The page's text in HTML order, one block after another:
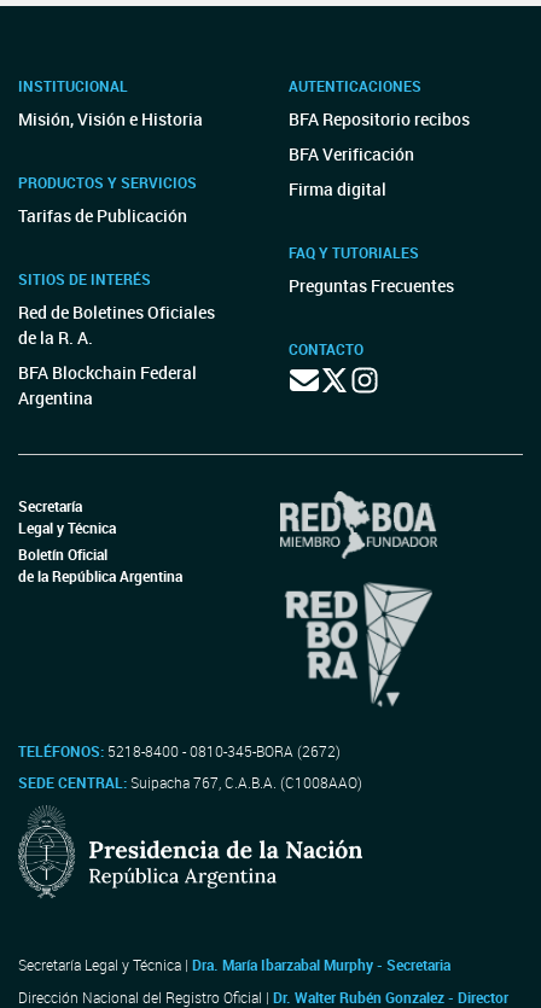
INSTITUCIONAL
Misión, Visión e Historia
PRODUCTOS Y SERVICIOS
Tarifas de Publicación
SITIOS DE INTERÉS
Red de Boletines Oficiales
de la R. A.
BFA Blockchain Federal
Argentina
AUTENTICACIONES
BFA Repositorio recibos
BFA Verificación
Firma digital
FAQ Y TUTORIALES
Preguntas Frecuentes
CONTACTO
Secretaría
Legal y Técnica
Boletín Oficial
de la República Argentina
TELÉFONOS: 5218-8400 - 0810-345-BORA (2672)
SEDE CENTRAL:Suipacha 767, C.A.B.A. (C1008AAO)
Secretaría Legal y Técnica | Dra. María Ibarzabal Murphy - Secretaria
Dirección Nacional del Registro Oficial | Dr. Walter Rubén Gonzalez - Director